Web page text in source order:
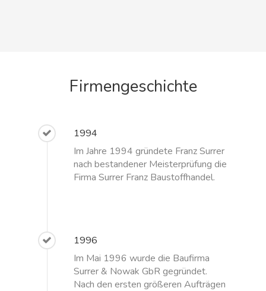
Firmengeschichte
1994
Im Jahre 1994 gründete Franz Surrer
nach bestandener Meisterprüfung die
Firma Surrer Franz Baustoffhandel.
1996
Im Mai 1996 wurde die Baufirma
Surrer & Nowak GbR gegründet.
Nach den ersten größeren Aufträgen